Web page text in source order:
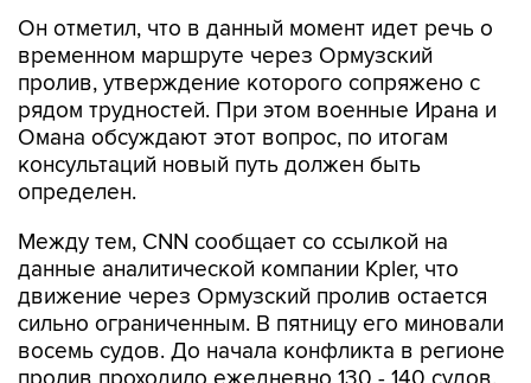
Он отметил, что в данный момент идет речь о
временном маршруте через Ормузский
пролив, утверждение которого сопряжено с
рядом трудностей. При этом военные Ирана и
Омана обсуждают этот вопрос, по итогам
консультаций новый путь должен быть
определен.
Между тем, CNN сообщает со ссылкой на
данные аналитической компании Kpler, что
движение через Ормузский пролив остается
сильно ограниченным. В пятницу его миновали
восемь судов. До начала конфликта в регионе